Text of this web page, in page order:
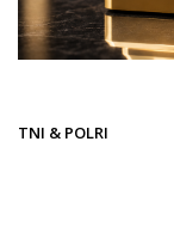
TNI & POLRI